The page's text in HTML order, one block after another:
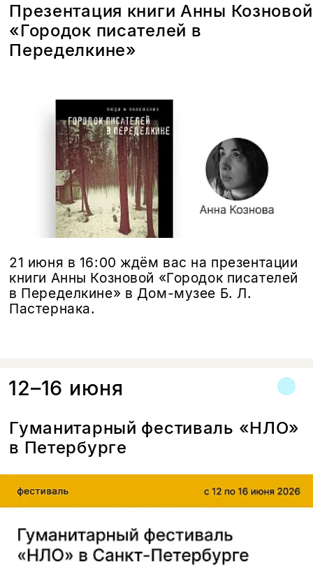
Презентация книги Анны Козновой
«Городок писателей в
Переделкине»
21 июня в 16:00 ждём вас на презентации
книги Анны Козновой «Городок писателей
в Переделкине» в Дом-музее Б. Л.
Пастернака.
12–16 июня
Гуманитарный фестиваль «НЛО»
в Петербурге